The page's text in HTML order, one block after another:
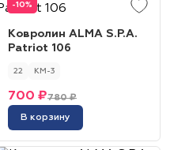
-10%
Ковролин ALMA S.P.A.
Patriot 106
22 КМ-3
780 ₽
700 ₽
В корзину